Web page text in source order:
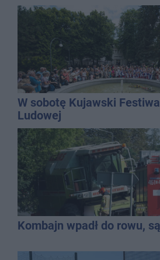
W sobotę Kujawski
Ludowej
Kombajn wpadł do rowu,